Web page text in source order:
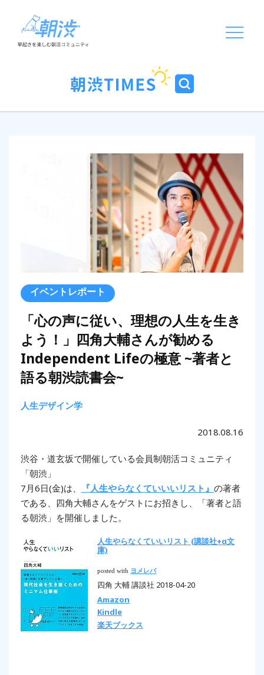
イベントレポート
「心の声に従い、理想の人生を生き
よう！」四角大輔さんが勧める
Independent Lifeの極意 ~著者と
語る朝渋読書会~
人生デザイン学
2018.08.16
渋谷・道玄坂で開催している会員制朝活コミュニティ
「朝渋」
7月6日(金)は、
『人生やらなくていいいリスト』 の著者
である、四角大輔さんをゲストにお招きし、「著者と語
る朝渋」を開催しました。
人生やらなくていいリスト (講談社+α文
庫)
posted with ヨメレバ
四角 大輔 講談社 2018-04-20
Amazon
Kindle
楽天ブックス